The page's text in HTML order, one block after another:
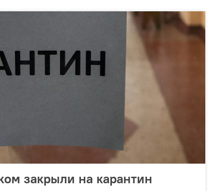
закрыли на карантин